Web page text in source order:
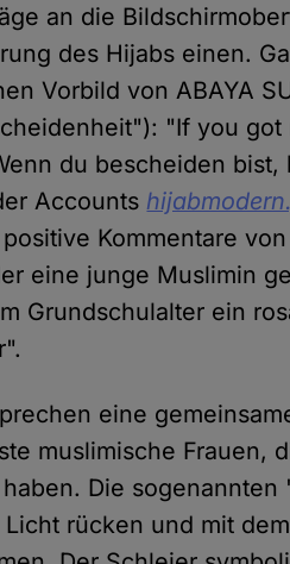
an die
des Hijabs einen.
Vorbild von ABAYA
"If you
du bescheiden
Accounts
Kommentare
eine junge Muslimin
Grundschulalter ein
eine
muslimische Frauen,
Die
rücken und mit